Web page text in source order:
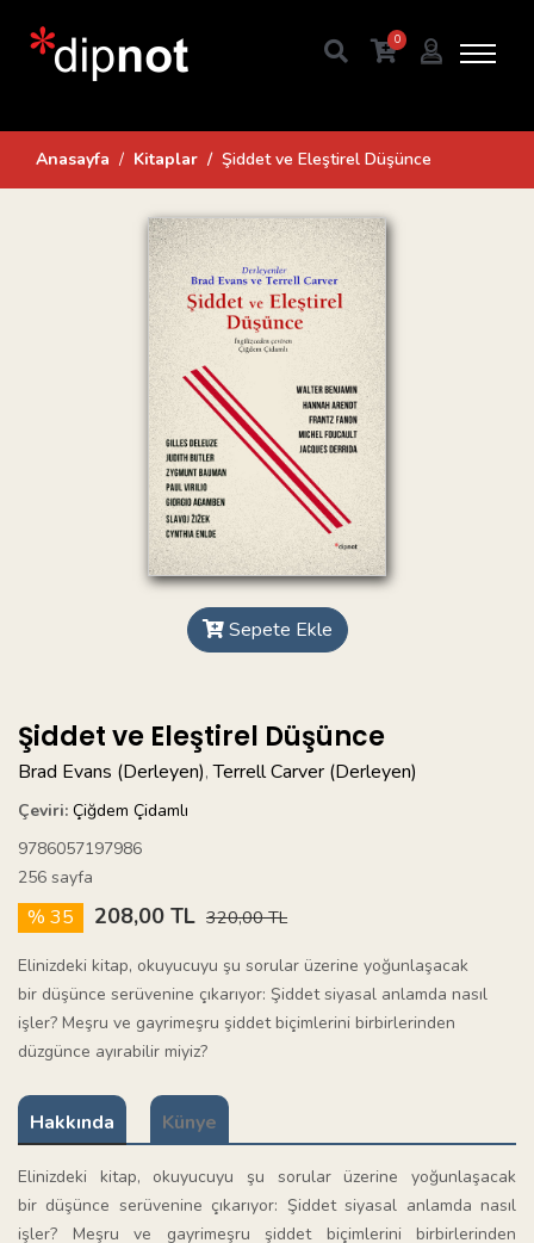
0
Anasayfa Kitaplar Şiddet ve Eleştirel Düşünce
Sepete Ekle
Şiddet ve Eleştirel Düşünce
Brad Evans (Derleyen),Terrell Carver (Derleyen)
Çeviri: Çiğdem Çidamlı
9786057197986
256 sayfa
% 35 208,00 TL 320,00 TL
Elinizdeki kitap, okuyucuyu şu sorular üzerine yoğunlaşacak
bir düşünce serüvenine çıkarıyor: Şiddet siyasal anlamda nasıl
işler? Meşru ve gayrimeşru şiddet biçimlerini birbirlerinden
düzgünce ayırabilir miyiz?
Hakkında Künye
Elinizdeki kitap, okuyucuyu şu sorular üzerine yoğunlaşacak
bir düşünce serüvenine çıkarıyor: Şiddet siyasal anlamda nasıl
işler? Meşru ve gayrimeşru şiddet biçimlerini birbirlerinden